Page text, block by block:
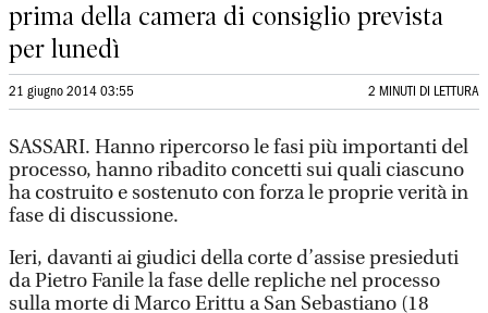
prima della camera di consiglio prevista
per lunedì
21 giugno 2014 03:55 2 MINUTI DI LETTURA
SASSARI. Hanno ripercorso le fasi più importanti del
processo, hanno ribadito concetti sui quali ciascuno
ha costruito e sostenuto con forza le proprie verità in
fase di discussione.
Ieri, davanti ai giudici della corte d’assise presieduti
da Pietro Fanile la fase delle repliche nel processo
sulla morte di Marco Erittu a San Sebastiano (18